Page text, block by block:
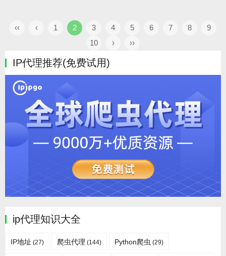
‹‹ ‹ 1 2 3 4 5 6 7 8
9
10
› ››
IP代理推荐(免费试用)
ip代理知识大全
IP地址 (27) 爬虫代理 (144) Python爬虫 (29)